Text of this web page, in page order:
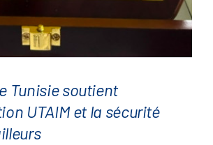
)
Tunisie soutient
UTAIM et la sécurité